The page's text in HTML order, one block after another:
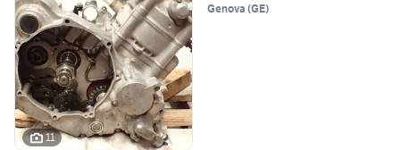
11
Genova (GE)